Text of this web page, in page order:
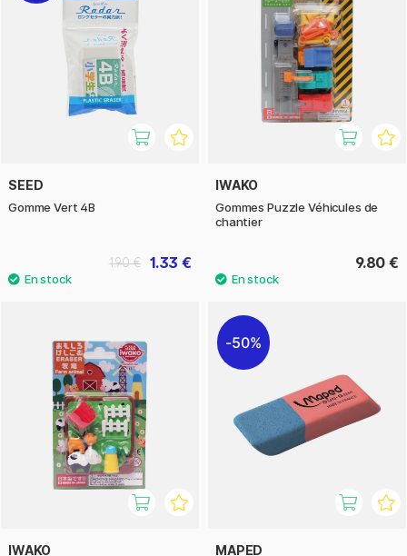
SEED
Gomme Vert 4B
1.33 €
1.90 €
IWAKO
Gommes Puzzle Véhicules de
chantier
9.80 €
IWAKO
50%
MAPED